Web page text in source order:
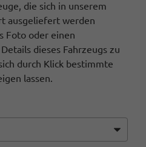
die sich in unserem
ausgeliefert werden
Foto oder einen
dieses Fahrzeugs zu
durch Klick bestimmte
lassen.